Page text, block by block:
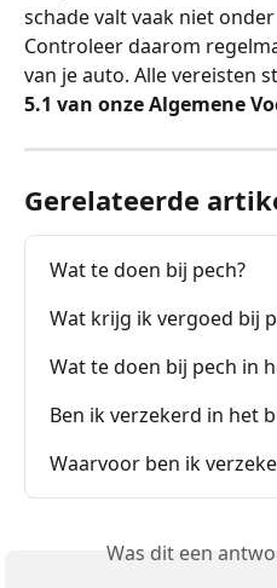
schade valt vaak niet
Controleer daarom
van je auto. Alle vereisten
5.1 van onze Algemene
Gerelateerde
Wat te doen bij pech?
Wat krijg ik vergoed bij
Wat te doen bij pech in
Ben ik verzekerd in het
Waarvoor ben ik
Was dit een